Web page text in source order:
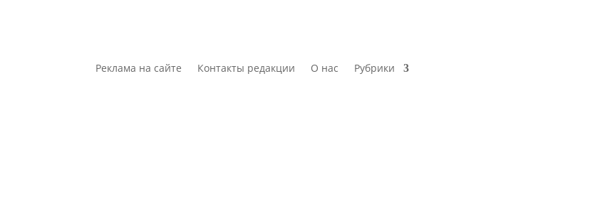
Реклама на сайте Контакты редакции О нас Рубрики